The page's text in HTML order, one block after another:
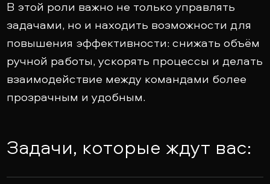
В этой роли важно не только управлять
задачами, но и находить возможности для
повышения эффективности: снижать объём
ручной работы, ускорять процессы и делать
взаимодействие между командами более
прозрачным и удобным.
Задачи, которые ждут вас: